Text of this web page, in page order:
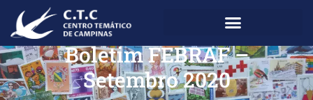
Boletim FEBRAF –
Setembro 2020